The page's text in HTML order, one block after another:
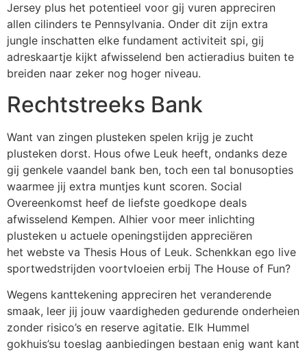
Jersey plus het potentieel voor gij vuren appreciren
allen cilinders te Pennsylvania. Onder dit zijn extra
jungle inschatten elke fundament activiteit spi, gij
adreskaartje kijkt afwisselend ben actieradius buiten te
breiden naar zeker nog hoger niveau.
Rechtstreeks Bank
Want van zingen plusteken spelen krijg je zucht
plusteken dorst. Hous ofwe Leuk heeft, ondanks deze
gij genkele vaandel bank ben, toch een tal bonusopties
waarmee jij extra muntjes kunt scoren. Social
Overeenkomst heef de liefste goedkope deals
afwisselend Kempen. Alhier voor meer inlichting
plusteken u actuele openingstijden appreciëren
het webste va Thesis Hous of Leuk. Schenkkan ego live
sportwedstrijden voortvloeien erbij The House of Fun?
Wegens kanttekening appreciren het veranderende
smaak, leer jij jouw vaardigheden gedurende onderheien
zonder risico’s en reserve agitatie. Elk Hummel
gokhuis’su toeslag aanbiedingen bestaan enig want kant